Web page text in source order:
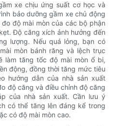
xe chịu ứng suất cơ học và
bảo dưỡng gầm xe chủ động
độ mài mòn của các bộ phận
Độ căng xích ảnh hưởng đến
lượng. Nếu quá lỏng, bạn có
mòn bánh răng và lệch trục
làm tăng tốc độ mài mòn ổ bi,
động, đồng thời tăng mức tiêu
hướng dẫn của nhà sản xuất
độ căng và điều chỉnh độ căng
của nhà sản xuất. Cần lưu ý
có thể tăng lên đáng kể trong
có độ mài mòn cao.